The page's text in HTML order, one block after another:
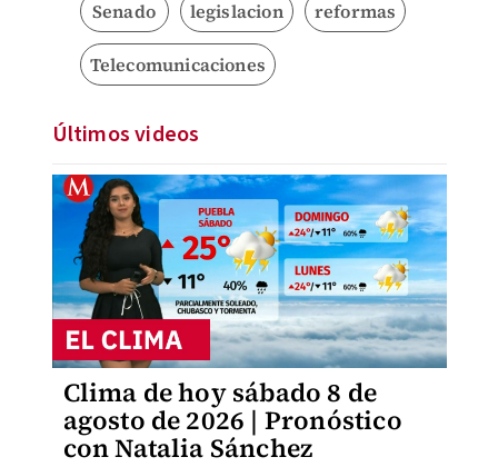
Senado legislacion reformas
Telecomunicaciones
Últimos videos
Clima de hoy sábado 8 de
agosto de 2026 | Pronóstico
con Natalia Sánchez